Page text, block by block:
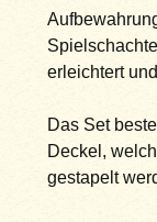
erleichtert
Das Set
Deckel,
gestapelt